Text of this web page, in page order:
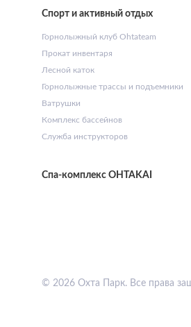
Спорт и активный отдых
Горнолыжный клуб Ohtateam
Прокат инвентаря
Лесной каток
Горнолыжные трассы и подъемники
Ватрушки
Комплекс бассейнов
Служба инструкторов
Спа-комплекс OHTAKAI
© 2026 Охта Парк. Все права